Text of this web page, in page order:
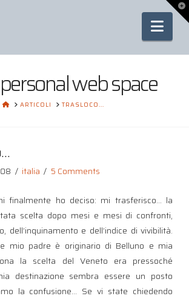
web space
HOMEARTICOLI TRASLOCO...
italia 5 Comments
finalmente ho deciso: mi trasferisco… la
scelta dopo mesi e mesi di confronti,
dell’inquinamento e dell’indice di vivibilità.
mio padre è originario di Belluno e mia
la scelta del Veneto era pressoché
destinazione sembra essere un posto
la confusione… Se vi state chiedendo